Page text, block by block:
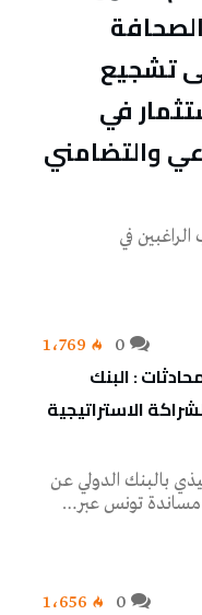
تشجيع
في
والتضامني
في
1٬769
: البنك
الاستراتيجية
بالبنك الدولي عن
مساندة تونس عبر…
1٬656